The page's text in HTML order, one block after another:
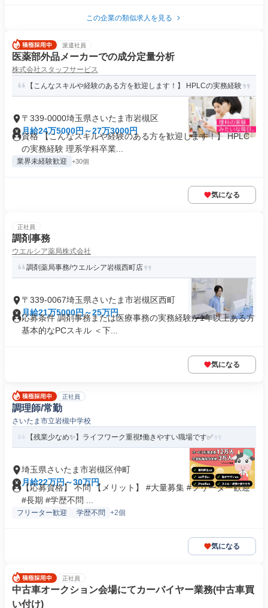
この企業の類似求人を見る
派遣社員
医薬部外品メーカーでの成分定量分析
株式会社スタッフサービス
【こんなスキルや経験のある方を歓迎します！】 HPLCの実務経験
〒339-0000埼玉県さいたま市岩槻区
月給24万5000円～27万3000円
資格 【こんなスキルや経験のある方を歓迎します！】 HPLC
の実務経験 理系学科卒業...
業界未経験歓迎 +30個
気になる
正社員
調剤事務
ウエルシア薬局株式会社
調剤薬局事務/ウエルシア岩槻西町店
〒339-0067埼玉県さいたま市岩槻区西町
月給21万5000円～25万円
応募条件 調剤事務または医療事務の実務経験が1年以上ある方
基本的なPCスキル ＜下...
気になる
正社員
調理師/常勤
さいたま市立岩槻中学校
【残業少なめ✨】ライフワーク重視❗️働きやすい職場です✅️
埼玉県さいたま市岩槻区仲町
月給22万円～30万円
【応募資格】 不問 【メリット】 #大量募集 #フリーター歓迎
#長期 #学歴不問 ...
フリーター歓迎 学歴不問 +2個
気になる
正社員
中古車オークション会場にてカーバイヤー業務(中古車買
い付け)